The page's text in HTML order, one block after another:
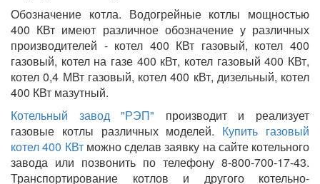
Обозначение котла. Водогрейные котлы мощностью
400 КВт имеют различное обозначение у различных
производителей - котел 400 КВт газовый, котел 400
газовый, котел на газе 400 кВт, котел газовый 400 КВт,
котел 0,4 МВт газовый, котел 400 кВт, дизельный, котел
400 КВт мазутный.
Котельный завод "РЭП" производит и реализует
газовые котлы различных моделей. Купить газовый
котел 400 КВтможно сделав заявку на сайте котельного
завода или позвонить по телефону 8-800-700-17-43.
Транспортирование котлов и другого котельно-